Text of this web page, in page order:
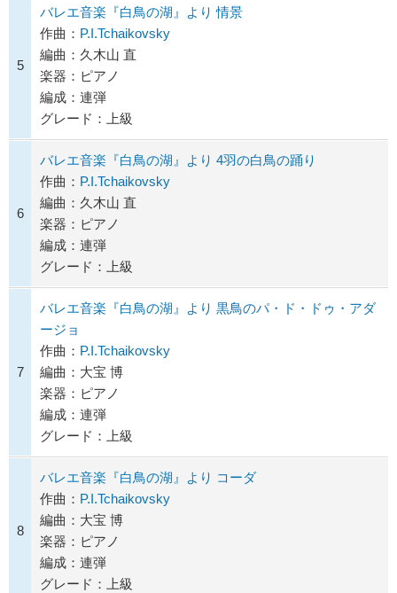
5
バレエ音楽『白鳥の湖』より 情景
作曲： P.I.Tchaikovsky
編曲：久木山 直
楽器：ピアノ
編成：連弾
グレード：上級
6
バレエ音楽『白鳥の湖』より 4羽の白鳥の踊り
作曲： P.I.Tchaikovsky
編曲：久木山 直
楽器：ピアノ
編成：連弾
グレード：上級
7
バレエ音楽『白鳥の湖』より 黒鳥のパ・ド・ドゥ・アダ
ージョ
作曲： P.I.Tchaikovsky
編曲：大宝 博
楽器：ピアノ
編成：連弾
グレード：上級
8
バレエ音楽『白鳥の湖』より コーダ
作曲： P.I.Tchaikovsky
編曲：大宝 博
楽器：ピアノ
編成：連弾
グレード：上級